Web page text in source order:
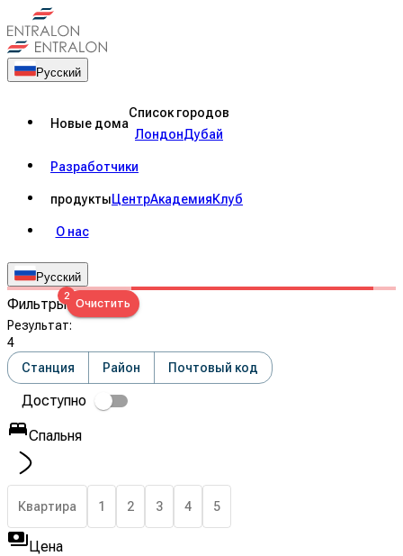
Русский
Новые дома
Список городов
ЛондонДубай
Разработчики
продуктыЦентрАкадемияКлуб
О нас
Русский
Фильтры2
Очистить
Результат:
4
Станция
Район Почтовый код
Доступно
Спальня
Квартира 1 2 3 4 5
Цена